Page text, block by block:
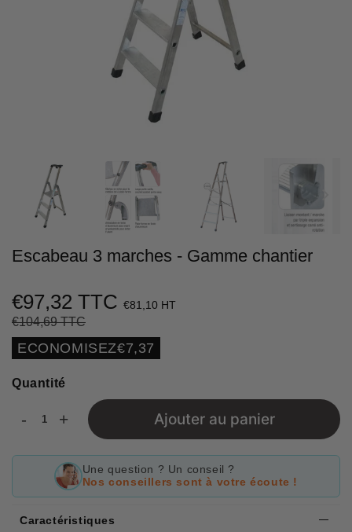
Escabeau 3 marches - Gamme chantier
€97,32 TTC €81,10 HT
€104,69 TTC
régulier
réduit
Unit
price
ECONOMISEZ€7,37
Quantité
- + Ajouter au panier
Une question ? Un conseil ?
Nos conseillers sont à votre écoute !
Caractéristiques